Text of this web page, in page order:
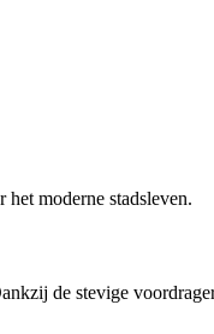
moderne stadsleven.
de stevige